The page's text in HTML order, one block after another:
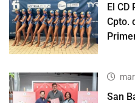
El CD
Cpto.
San